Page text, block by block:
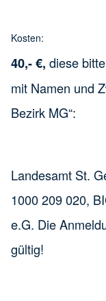
Kosten:
40,- €, diese
mit Namen und
Bezirk MG“:
Landesamt St.
1000 209 020,
e.G. Die
gültig!